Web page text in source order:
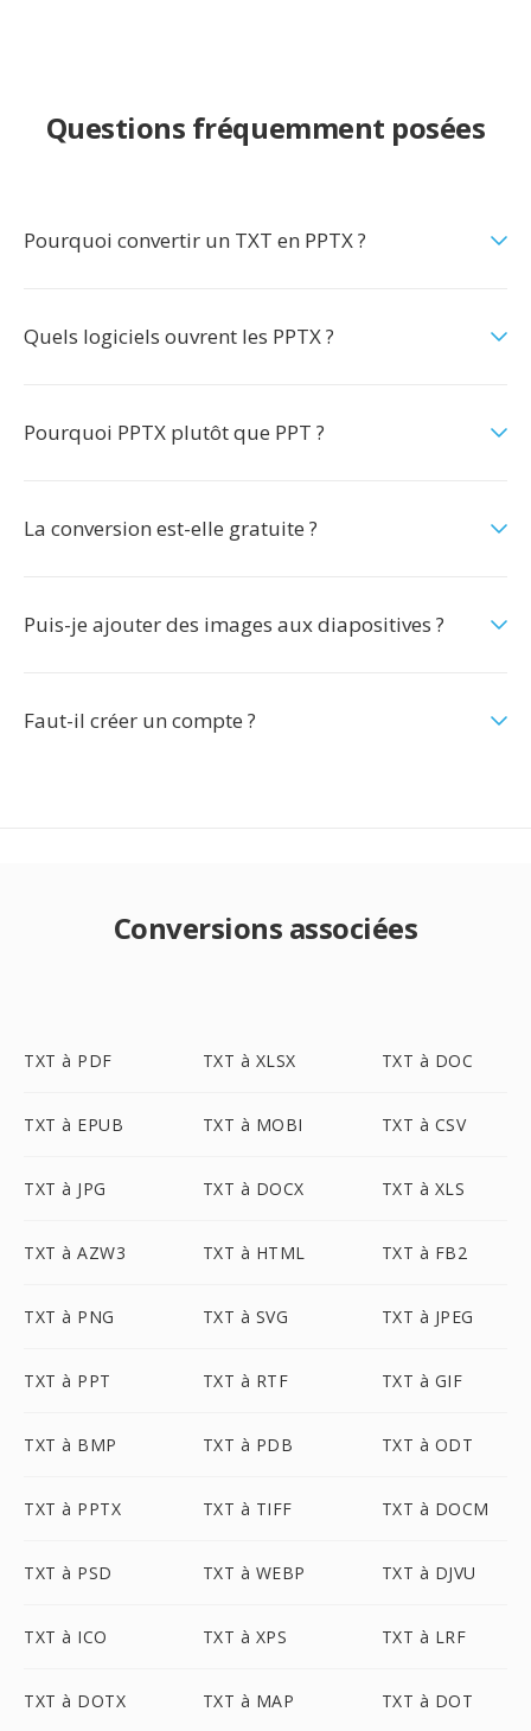
Questions fréquemment posées
Pourquoi convertir un TXT en PPTX ?
Quels logiciels ouvrent les PPTX ?
Pourquoi PPTX plutôt que PPT ?
La conversion est-elle gratuite ?
Puis-je ajouter des images aux diapositives ?
Faut-il créer un compte ?
Conversions associées
TXT à PDF TXT à XLSX TXT à DOC
TXT à EPUB TXT à MOBI TXT à CSV
TXT à JPG TXT à DOCX TXT à XLS
TXT à AZW3 TXT à HTML TXT à FB2
TXT à PNG TXT à SVG TXT à JPEG
TXT à PPT TXT à RTF TXT à GIF
TXT à BMP TXT à PDB TXT à ODT
TXT à PPTX TXT à TIFF TXT à DOCM
TXT à PSD TXT à WEBP TXT à DJVU
TXT à ICO TXT à XPS TXT à LRF
TXT à DOTX TXT à MAP TXT à DOT